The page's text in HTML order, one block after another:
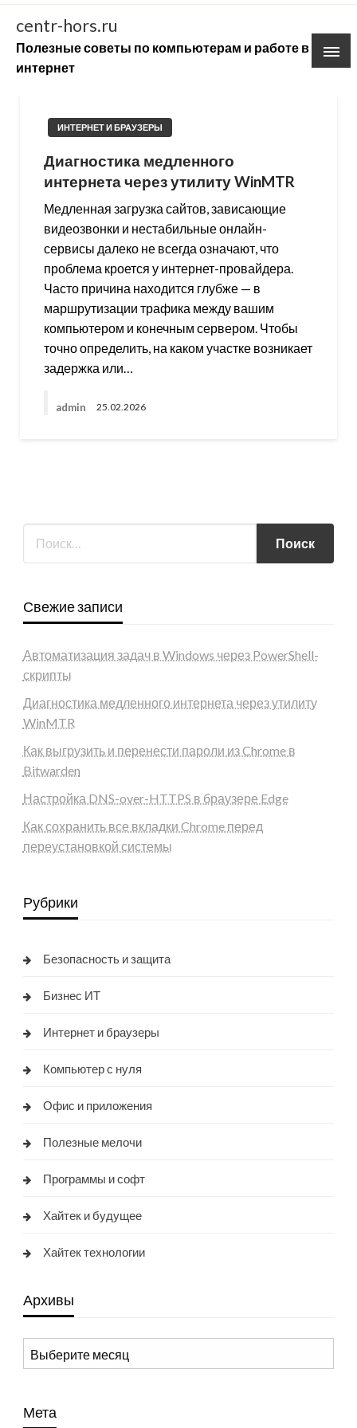
Skip
content
centr-hors.ru
Полезные советы по компьютерам и работе в
интернет
ИНТЕРНЕТ И БРАУЗЕРЫ
Диагностика медленного
интернета через утилиту WinMTR
Медленная загрузка сайтов, зависающие
видеозвонки и нестабильные онлайн-
сервисы далеко не всегда означают, что
проблема кроется у интернет-провайдера.
Часто причина находится глубже — в
маршрутизации трафика между вашим
компьютером и конечным сервером. Чтобы
точно определить, на каком участке возникает
задержка или…
admin 25.02.2026
Свежие записи
Автоматизация задач в Windows через PowerShell-
скрипты
Диагностика медленного интернета через утилиту
WinMTR
Как выгрузить и перенести пароли из Chrome в
Bitwarden
Настройка DNS-over-HTTPS в браузере Edge
Как сохранить все вкладки Chrome перед
переустановкой системы
Рубрики
Безопасность и защита
Бизнес ИТ
Интернет и браузеры
Компьютер с нуля
Офис и приложения
Полезные мелочи
Программы и софт
Хайтек и будущее
Хайтек технологии
Архивы
Архивы
Мета